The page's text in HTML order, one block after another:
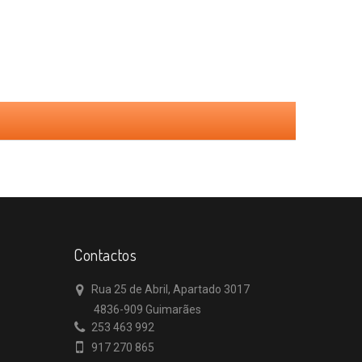
Contactos
Rua 25 de Abril, Apartado 3017
4836-909 Guimarães
253 463 992
917 270 865